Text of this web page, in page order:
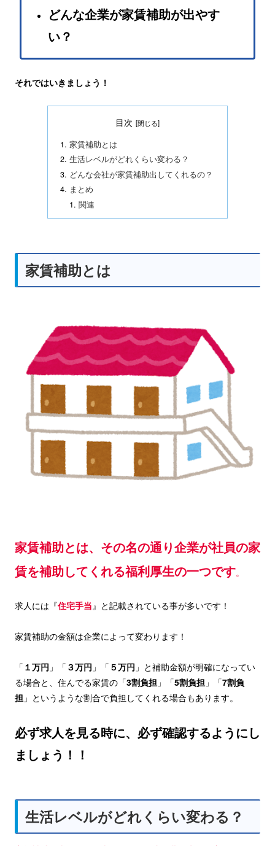
どんな企業が家賃補助が出やす
い？
それではいきましょう！
目次
家賃補助とは
生活レベルがどれくらい変わる？
どんな会社が家賃補助出してくれるの？
まとめ
関連
家賃補助とは
家賃補助とは、その名の通り企業が社員の家
賃を補助してくれる福利厚生の一つです。
求人には『住宅手当』と記載されている事が多いです！
家賃補助の金額は企業によって変わります！
「 １万円 」「 ３万円 」「 ５万円 」と補助金額が明確になってい
る場合と、住んでる家賃の「3割負担 」「5割負担 」「7割負
担 」というような割合で負担してくれる場合もあります。
必ず求人を見る時に、必ず確認するようにし
ましょう！！
生活レベルがどれくらい変わる？